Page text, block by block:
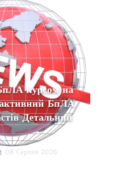
курсом на
БпЛА
Детальний
08 Серпня 2026